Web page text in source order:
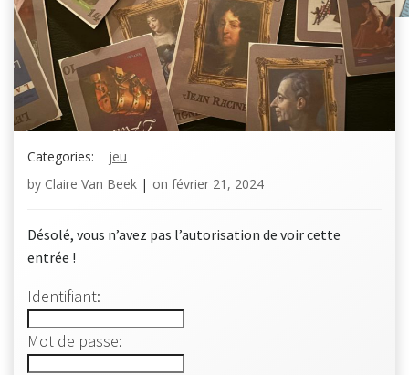
Categories:
jeu
by Claire Van Beek | on février 21, 2024
Désolé, vous n’avez pas l’autorisation de voir cette
entrée !
Identifiant:
Mot de passe: